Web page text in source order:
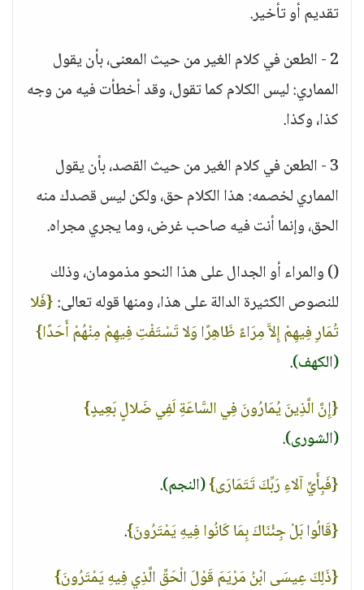
تقديم أو تأخير.
2 - الطعن في كلام الغير من حيث المعنى، بأن يقول
المماري: ليس الكلام كما تقول، وقد أخطأت فيه من وجه
كذا، وكذا.
3 - الطعن في كلام الغير من حيث القصد، بأن يقول
المماري لخصمه: هذا الكلام حق، ولكن ليس قصدك منه
الحق، وإنما أنت فيه صاحب غرض، وما يجري مجراه.
() والمراء أو الجدال على هذا النحو مذمومان، وذلك
للنصوص الكثيرة الدالة على هذا، ومنها قوله تعالى:{فَلا
تُمَارِ فِيهِمْ إِلاَّ مِرَاءً ظَاهِرًا وَلا تَسْتَفْتِ فِيهِمْ مِنْهُمْ أَحَدًا}
(الكهف).
{إِنَّ الَّذِينَ يُمَارُونَ فِي السَّاعَةِ لَفِي ضَلالٍ بَعِيدٍ}
(الشورى).
{فَبِأَيِّ آلاءِ رَبِّكَ تَتَمَارَى}(النجم).
{قَالُوا بَلْ جِئْنَاكَ بِمَا كَانُوا فِيهِ يَمْتَرُونَ}.
{ذَلِكَ عِيسَى ابْنُ مَرْيَمَ قَوْلَ الْحَقِّ الَّذِي فِيهِ يَمْتَرُونَ}